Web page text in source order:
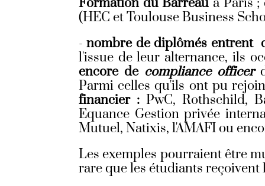
Formation du Barreau à Paris
(HEC et Toulouse Business
-nombre de diplômés entrent
l'issue de leur alternance, ils
encore de compliance officer
Parmi celles qu'ils ont pu
financier : PwC, Rothschild,
Equance Gestion privée
Mutuel, Natixis, l'AMAFI ou
Les exemples pourraient être
rare que les étudiants